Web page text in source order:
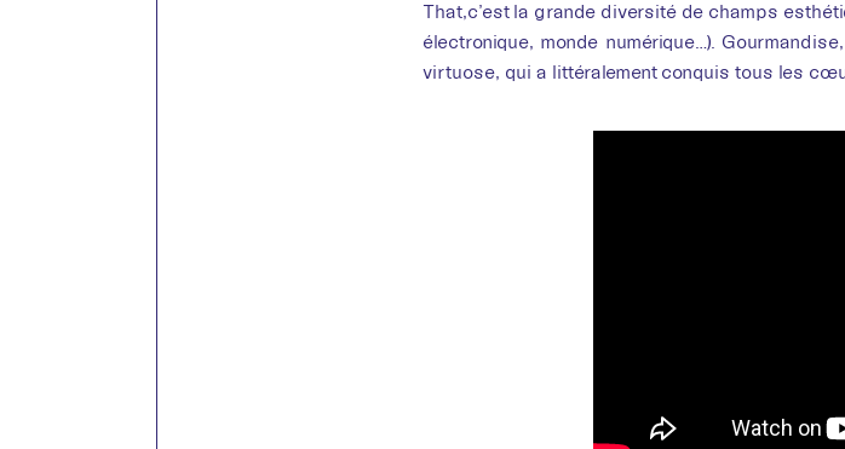
That,c’est la grande diversité de champs
électronique, monde numérique…).
virtuose, qui a littéralement conquis tous les